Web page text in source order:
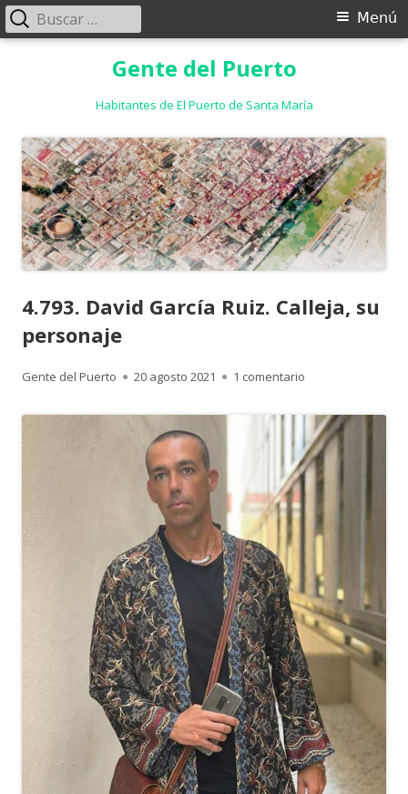
Gente del Puerto
Habitantes de El Puerto de Santa María
Menú
Menú
Buscar:
4.793. David García Ruiz. Calleja, su
personaje
Autor
Gente del Puerto
Publicado
20 agosto 2021 1 comentario